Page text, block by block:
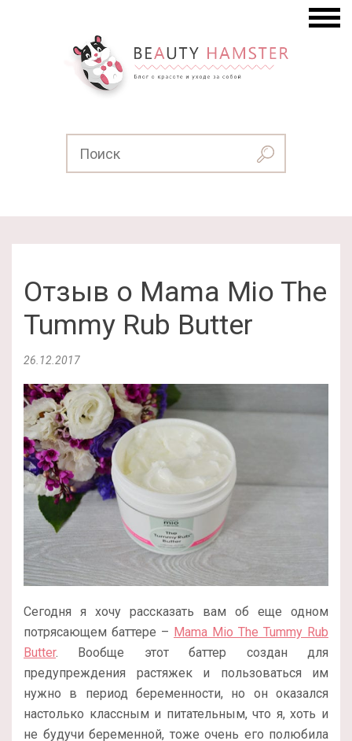
Отзыв о Mama Mio The
Tummy Rub Butter
26.12.2017
Сегодня я хочу рассказать вам об еще одном
потрясающем баттере – Mama Mio The Tummy Rub
Butter. Вообще этот баттер создан для
предупреждения растяжек и пользоваться им
нужно в период беременности, но он оказался
настолько классным и питательным, что я, хоть и
не будучи беременной, тоже очень его полюбила